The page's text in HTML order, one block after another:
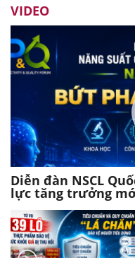
VIDEO
Diễn đàn NSCL
lực tăng trưởng